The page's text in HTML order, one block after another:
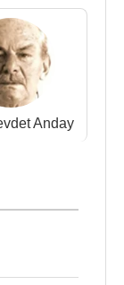
Anday